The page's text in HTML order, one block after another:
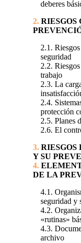
deberes
2.RIESGOS
2.1.
seguridad
2.2.
trabajo
2.3. La
2.4.
protección
2.5. Planes
2.6. El
3.RIESGOS
Y SU
4.
DE LA
4.1.
seguridad y
4.2.
«rutinas»
4.3.
archivo